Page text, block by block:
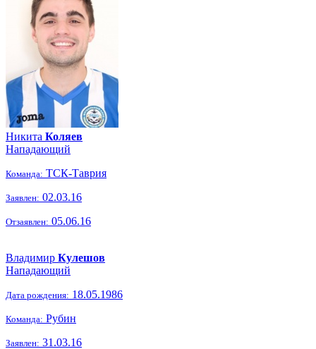
Никита Коляев
Нападающий
Команда: ТСК-Таврия
Заявлен: 02.03.16
Отзаявлен: 05.06.16
Владимир Кулешов
Нападающий
Дата рождения: 18.05.1986
Команда: Рубин
Заявлен: 31.03.16